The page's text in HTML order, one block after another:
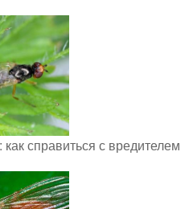
справиться с вредителем